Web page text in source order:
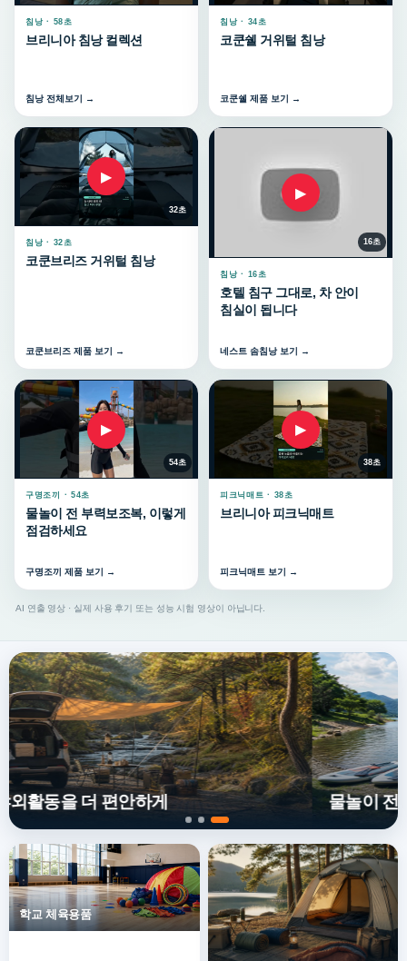
침낭 · 58초
브리니아 침낭 컬렉션
침낭 전체보기 →
침낭 · 34초
코쿤쉘 거위털 침낭
코쿤쉘 제품 보기 →
▶
32초
침낭 · 32초
코쿤브리즈 거위털 침낭
코쿤브리즈 제품 보기 →
▶
16초
침낭 · 16초
호텔 침구 그대로, 차 안이
침실이 됩니다
네스트 솜침낭 보기 →
▶
54초
구명조끼 · 54초
물놀이 전 부력보조복, 이렇게
점검하세요
구명조끼 제품 보기 →
▶
38초
피크닉매트 · 38초
브리니아 피크닉매트
피크닉매트 보기 →
AI 연출 영상 · 실제 사용 후기 또는 성능 시험 영상이 아닙니다.